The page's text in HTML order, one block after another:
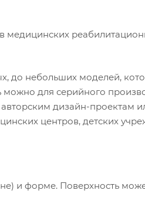
медицинских
до небольших моделей,
можно для серийного
дизайн-проектам
центров, детских
и форме. Поверхность